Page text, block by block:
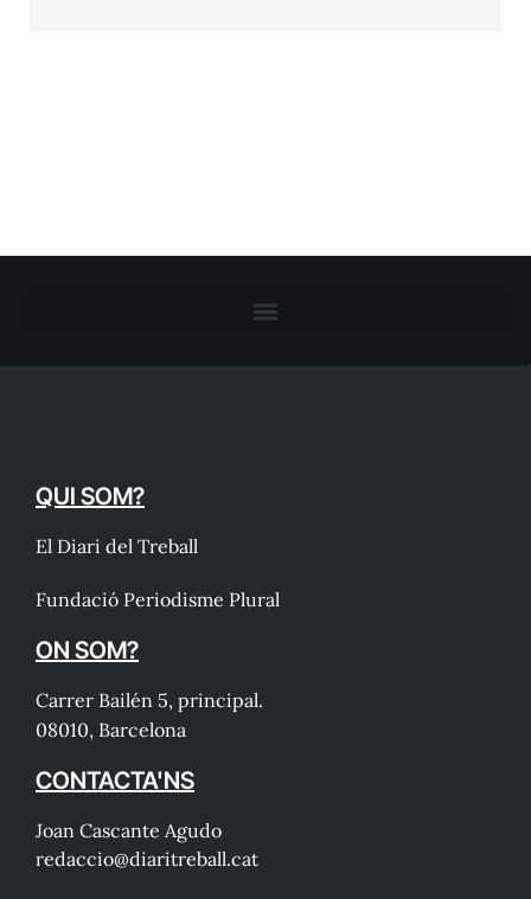
QUI SOM?
El Diari del Treball
Fundació Periodisme Plural
ON SOM?
Carrer Bailén 5, principal.
08010, Barcelona
CONTACTA'NS
Joan Cascante Agudo
redaccio@diaritreball.cat